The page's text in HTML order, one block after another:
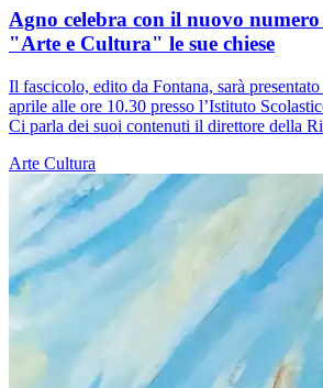
Agno celebra con il nuovo
"Arte e Cultura" le sue chiese
Il fascicolo, edito da Fontana, sarà
aprile alle ore 10.30 presso l’Istituto
Ci parla dei suoi contenuti il direttore della
Arte Cultura